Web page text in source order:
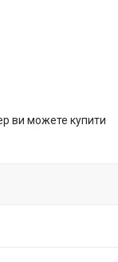
ви можете купити